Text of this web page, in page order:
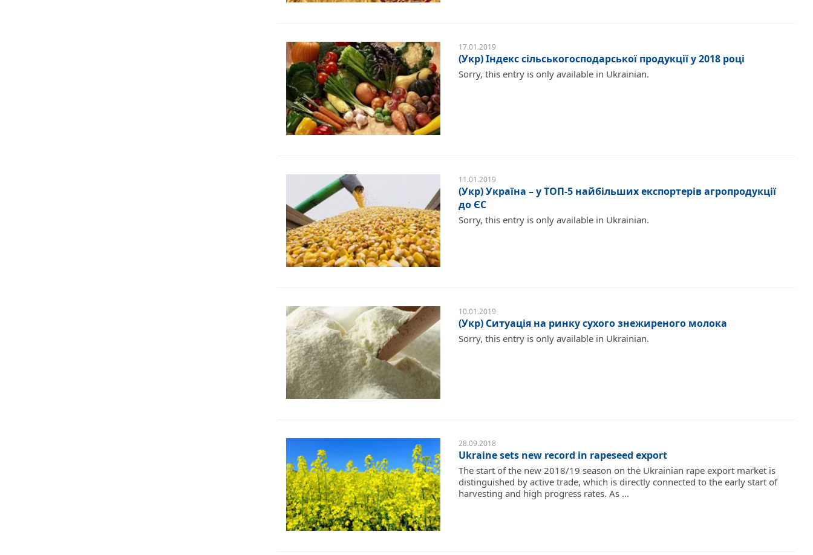
17.01.2019
(Укр) Індекс сільськогосподарської продукції у 2018 році
Sorry, this entry is only available in Ukrainian.
11.01.2019
(Укр) Україна – у ТОП-5 найбільших експортерів агропродукції
до ЄС
Sorry, this entry is only available in Ukrainian.
10.01.2019
(Укр) Ситуація на ринку сухого знежиреного молока
Sorry, this entry is only available in Ukrainian.
28.09.2018
Ukraine sets new record in rapeseed export
The start of the new 2018/19 season on the Ukrainian rape export market is
distinguished by active trade, which is directly connected to the early start of
harvesting and high progress rates. As ...